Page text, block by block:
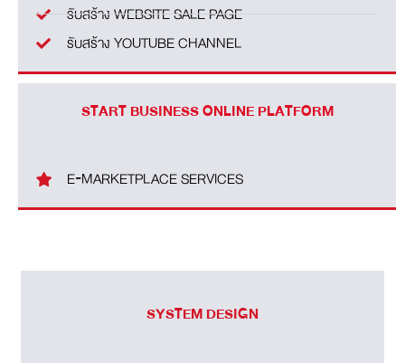
รับสร้าง WEBSITE SALE PAGE
รับสร้าง YOUTUBE CHANNEL
START BUSINESS ONLINE PLATFORM
E‑MARKETPLACE SERVICES
SYSTEM DESIGN